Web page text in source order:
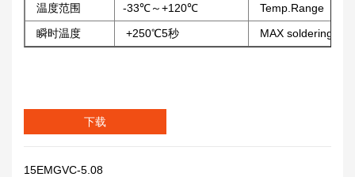
温度范围
-33℃～+120℃
Temp.Range
瞬时温度
+250℃5秒 MAX soldering
下载
15EMGVC-5.08